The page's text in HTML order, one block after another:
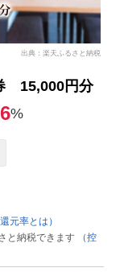
出典：楽天ふるさと納税
15,000円分
%
還元率とは）
と納税できます
（控